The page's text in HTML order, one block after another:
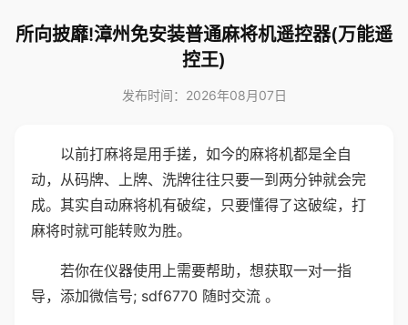
所向披靡!漳州免安装普通麻将机遥控器(万能遥
控王)
发布时间：2026年08月07日
以前打麻将是用手搓，如今的麻将机都是全自
动，从码牌、上牌、洗牌往往只要一到两分钟就会完
成。其实自动麻将机有破绽，只要懂得了这破绽，打
麻将时就可能转败为胜。
若你在仪器使用上需要帮助，想获取一对一指
导，添加微信号; sdf6770 随时交流 。